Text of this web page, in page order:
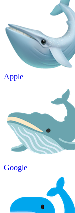
Apple
Google